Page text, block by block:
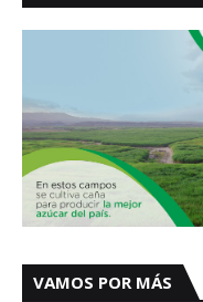
VAMOS POR MÁS